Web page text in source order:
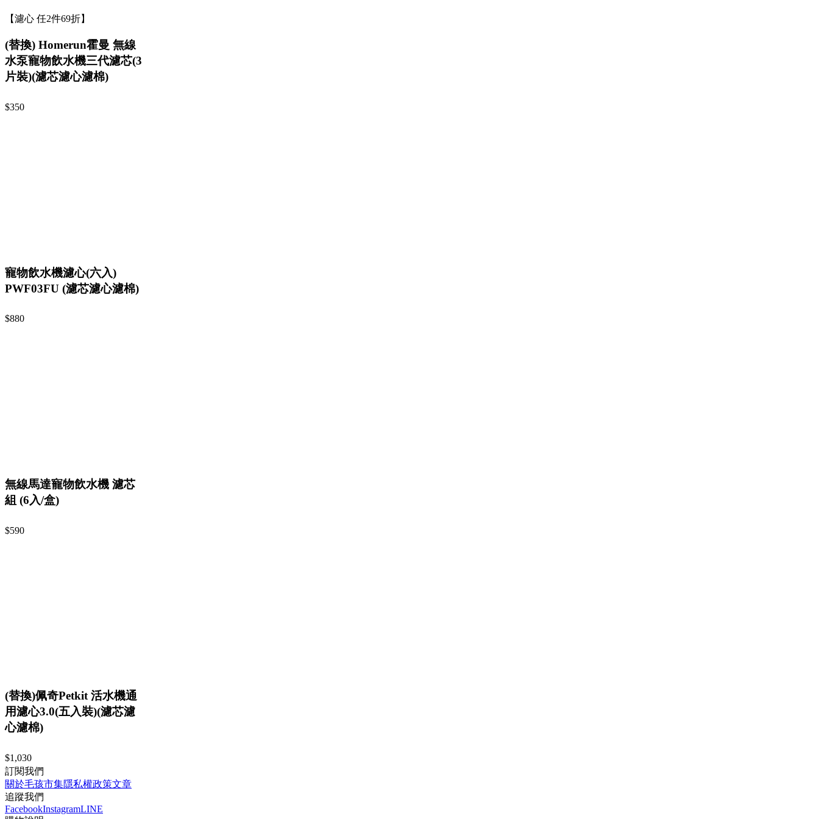
【濾心 任2件69折】
(替換) Homerun霍曼 無線
水泵寵物飲水機三代濾芯(3
片裝)(濾芯濾心濾棉)
$350
寵物飲水機濾心(六入)
PWF03FU (濾芯濾心濾棉)
$880
無線馬達寵物飲水機 濾芯
組 (6入/盒)
$590
(替換)佩奇Petkit 活水機通
用濾心3.0(五入裝)(濾芯濾
心濾棉)
$1,030
訂閱我們
關於毛孩市集隱私權政策文章
追蹤我們
FacebookInstagramLINE